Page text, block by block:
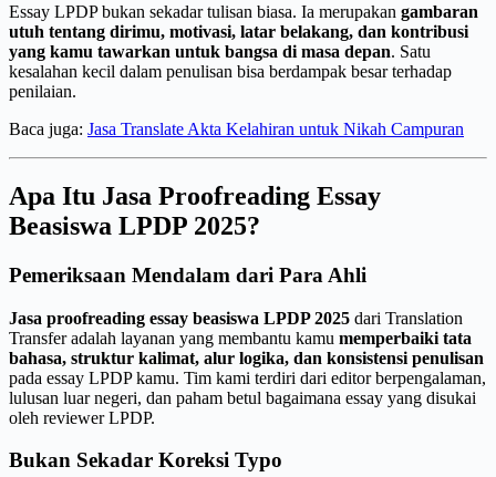
Essay LPDP bukan sekadar tulisan biasa. Ia merupakan gambaran
utuh tentang dirimu, motivasi, latar belakang, dan kontribusi
yang kamu tawarkan untuk bangsa di masa depan. Satu
kesalahan kecil dalam penulisan bisa berdampak besar terhadap
penilaian.
Baca juga: Jasa Translate Akta Kelahiran untuk Nikah Campuran
Apa Itu Jasa Proofreading Essay
Beasiswa LPDP 2025?
Pemeriksaan Mendalam dari Para Ahli
Jasa proofreading essay beasiswa LPDP 2025 dari Translation
Transfer adalah layanan yang membantu kamu memperbaiki tata
bahasa, struktur kalimat, alur logika, dan konsistensi penulisan
pada essay LPDP kamu. Tim kami terdiri dari editor berpengalaman,
lulusan luar negeri, dan paham betul bagaimana essay yang disukai
oleh reviewer LPDP.
Bukan Sekadar Koreksi Typo